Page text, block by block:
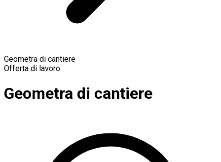
Geometra di cantiere
Offerta di lavoro
Geometra di cantiere